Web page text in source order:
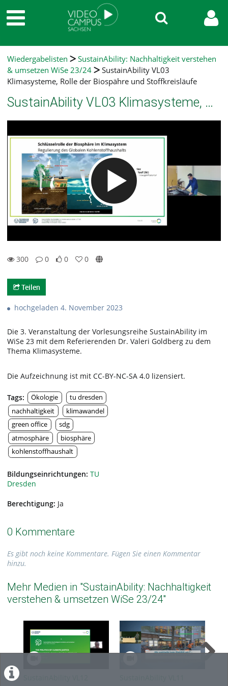
Wiedergabelisten
SustainAbility: Nachhaltigkeit verstehen
& umsetzen WiSe 23/24
SustainAbility VL03
Klimasysteme, Rolle der Biospähre und Stoffkreisläufe
SustainAbility VL03 Klimasysteme, Rolle der Biospähre und Stoffkreisläufe
300
0
0
0
Teilen
hochgeladen 4. November 2023
Die 3. Veranstaltung der Vorlesungsreihe SustainAbility im
WiSe 23 mit dem Referierenden Dr. Valeri Goldberg zu dem
Thema Klimasysteme.
Die Aufzeichnung ist mit CC-BY-NC-SA 4.0 lizensiert.
Tags: Ökologie
tu dresden
nachhaltigkeit
klimawandel
green office
sdg
atmosphäre
biosphäre
kohlenstoffhaushalt
Bildungseinrichtungen: TU
Dresden
Berechtigung: Ja
0 Kommentare
Es gibt noch keine Kommentare. Fügen Sie einen Kommentar
hinzu.
Mehr Medien in "SustainAbility: Nachhaltigkeit
verstehen & umsetzen WiSe 23/24"